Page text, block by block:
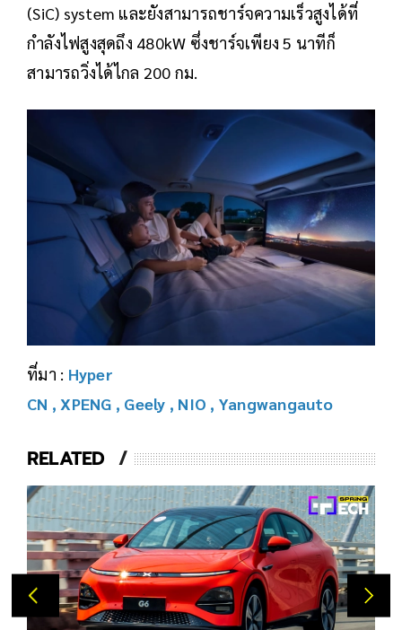
(SiC) system และยังสามารถชาร์จความเร็วสูงได้ที่
กำลังไฟสูงสุดถึง 480kW ซึ่งชาร์จเพียง 5 นาทีก็
สามารถวิ่งได้ไกล 200 กม.
ที่มา : Hyper
CN , XPENG , Geely , NIO , Yangwangauto
RELATED